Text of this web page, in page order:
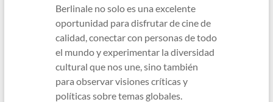
Berlinale no solo es una excelente
oportunidad para disfrutar de cine de
calidad, conectar con personas de todo
el mundo y experimentar la diversidad
cultural que nos une, sino también
para observar visiones críticas y
políticas sobre temas globales.